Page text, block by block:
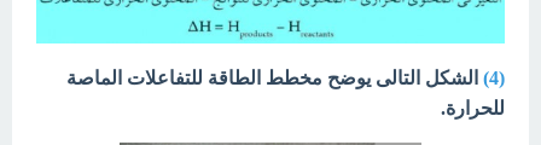
(4)
الشكل التالى يوضح مخطط الطاقة للتفاعلات الماصة
للحرارة.